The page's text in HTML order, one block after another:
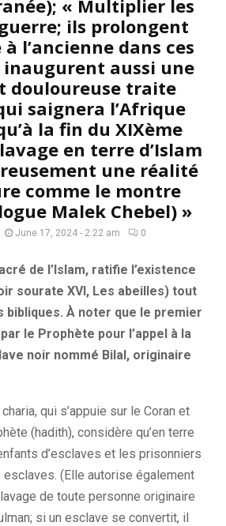
« Multiplier les
ils prolongent
à l’ancienne dans ces
inaugurent aussi une
douloureuse traite
saignera l’Afrique
la fin du XIXème
en terre d’Islam
une réalité
comme le montre
Malek Chebel) »
June 17, 2024 - 2:22 am 0
de l’Islam, ratifie l’existence
sourate XVI, Les abeilles) tout
bibliques. À noter que le premier
le Prophète pour l’appel à la
noir nommé Bilal, originaire
qui s’appuie sur le Coran et
(hadith), considère qu’en terre
d’esclaves et les prisonniers
(Elle autorise également
de toute personne originaire
si un esclave se convertit, il